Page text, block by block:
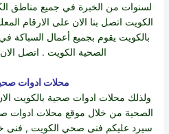
لسنوات من الخبرة في جميع مناطق
الكويت اتصل بنا الان على الارقام
بالكويت يقوم بجميع أعمال السباكة
الصحية الكويت . اتصل الان علي
محلات ادوات
ولذلك محلات ادوات صحية بالكويت
الصحية من خلال موقع محلات ادوات
سيرد عليكم فنى صحي الكويت , فنى